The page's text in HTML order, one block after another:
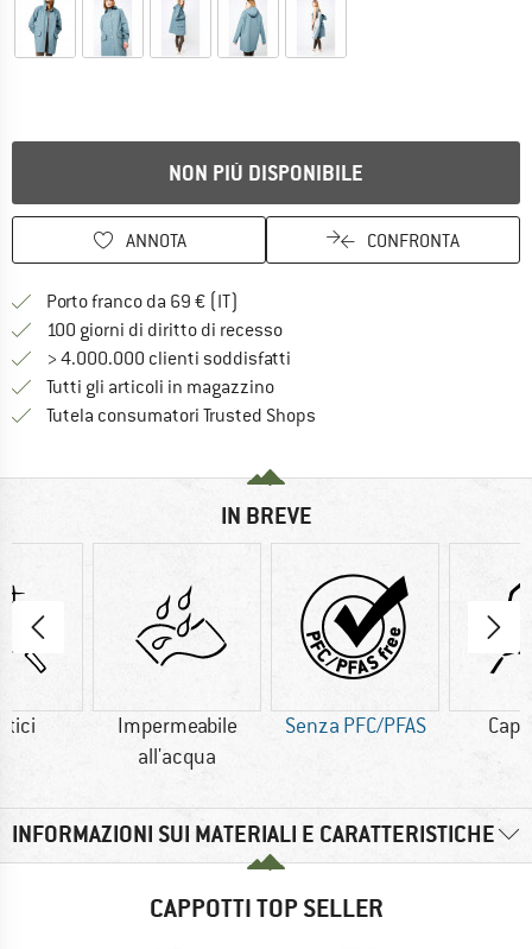
NON PIÙ DISPONIBILE
ANNOTA CONFRONTA
Porto franco da 69 € (IT)
100 giorni di diritto di recessoVai alla politica di recesso qui
> 4.000.000 clienti soddisfatti
Tutti gli articoli in magazzino
Tutela consumatori Trusted Shops
IN BREVE
Impermeabile
all'acqua
Senza PFC/PFAS
INFORMAZIONI SUI MATERIALI E CARATTERISTICHE
CAPPOTTI TOP SELLER